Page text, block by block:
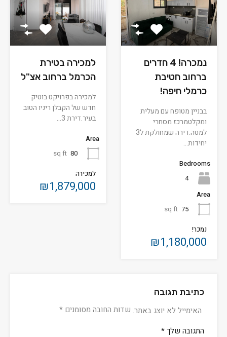
נמכרה! 4 חדרים
ברחוב חטיבת
כרמלי חיפה!
בבניין מטופח עם מעלית
ומקלטמרכז מסחרי
למטה.דירה שמחולקת ל3
יחידות…
Bedrooms
4
Area
75
sq ft
נמכר!
₪1,180,000
למכירה בטירת
הכרמל ברחוב אצ"ל
למכירה בפרויקט בוטיק
חדש של הקבלן ריניו הטוב
בעיר.דירת 3…
Area
80
sq ft
למכירה
₪1,879,000
כתיבת תגובה
האימייל לא יוצג באתר. שדות החובה מסומנים *
התגובה שלך*